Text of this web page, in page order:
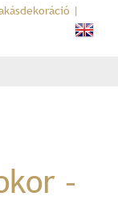
|
–